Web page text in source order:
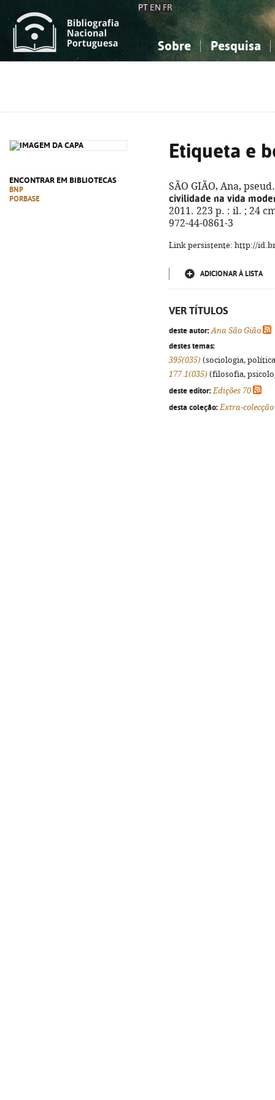
PT EN FR
Sobre Pesquisa
ENCONTRAR EM BIBLIOTECAS
BNP
PORBASE
Etiqueta e
SÃO GIÃO, Ana,
civilidade na vida
2011. 223 p. : il. ; 24
972-44-0861-3
Link persistente: http://
ADICIONAR À LISTA
VER TÍTULOS
deste autor: Ana São Gião
destes temas:
395(035) (sociologia,
177.1(035) (filosofia,
deste editor: Edições 70
desta coleção: Extra-colecção